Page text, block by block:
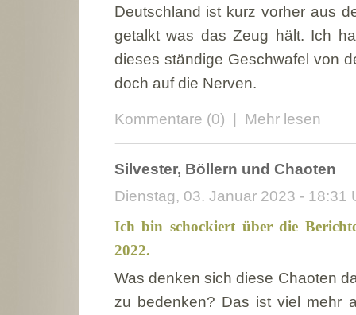
Deutschland ist kurz vorher aus
getalkt was das Zeug hält. Ich
dieses ständige Geschwafel von
doch auf die Nerven.
Kommentare (0) Mehr lesen
Silvester, Böllern und Chaoten
Dienstag, 03. Januar 2023 - 18:31
Ich bin schockiert über die
2022.
Was denken sich diese Chaoten
zu bedenken? Das ist viel mehr